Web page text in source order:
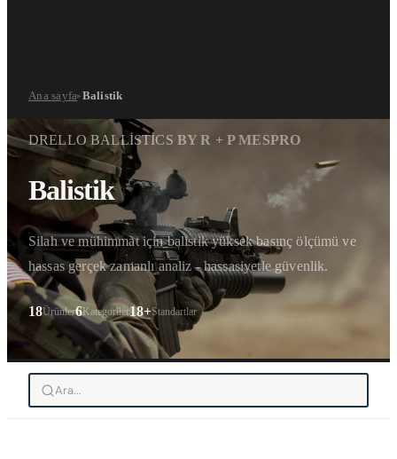
Ana sayfa▸Balistik
DRELLO BALLISTICS BY R + P MESPRO
Balistik
Silah ve mühimmat için balistik yüksek basınç ölçümü ve
hassas gerçek zamanlı analiz - hassasiyetle güvenlik.
18Ürünler6Kategoriler18+Standartlar